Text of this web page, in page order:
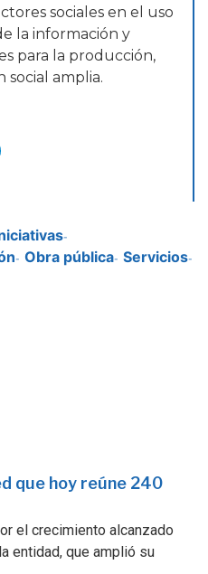
sociales en el uso
la información y
para la producción,
social amplia.
-
- Obra pública- Servicios-
que hoy reúne 240
el crecimiento alcanzado
entidad, que amplió su